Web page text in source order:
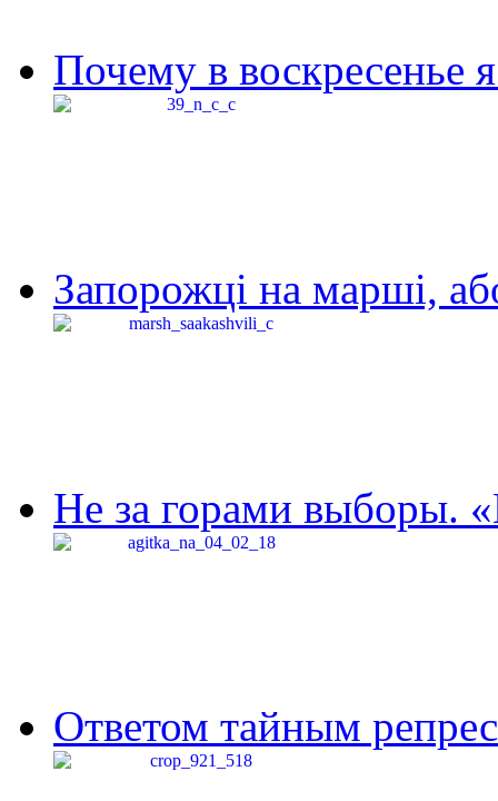
Почему в воскресенье
Запорожці на марші,
Не за горами выборы.
Ответом тайным